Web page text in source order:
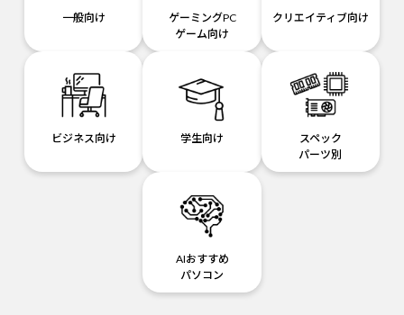
一般向け
ゲーミングPC
ゲーム向け
クリエイティブ向け
ビジネス向け 学生向け
スペック
パーツ別
AIおすすめ
パソコン